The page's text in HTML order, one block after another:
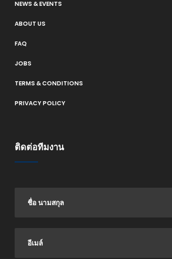
NEWS & EVENTS
ABOUT US
FAQ
JOBS
TERMS & CONDITIONS
PRIVACY POLICY
ติดต่อทีมงาน